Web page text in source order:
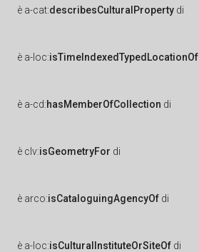
è a-cat:describesCulturalProperty di
è a-loc:isTimeIndexedTypedLocationOf
è a-cd:hasMemberOfCollection di
è clv:isGeometryFor di
è arco:isCataloguingAgencyOf di
è a-loc:isCulturalInstituteOrSiteOf di